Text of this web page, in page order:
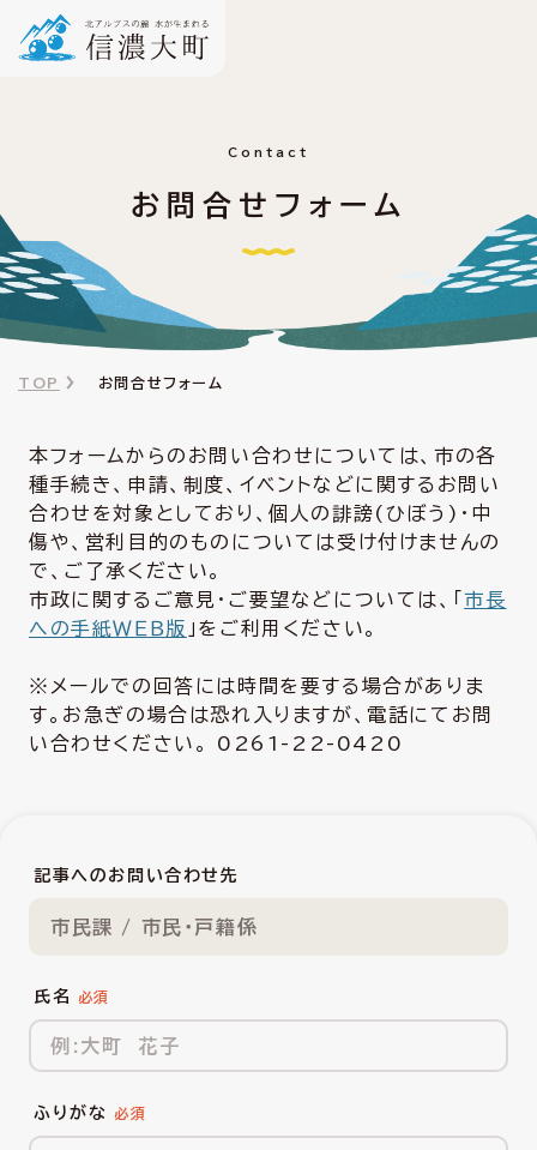
Contact
お問合せフォーム
TOP お問合せフォーム
本フォームからのお問い合わせについては、市の各
種手続き、申請、制度、イベントなどに関するお問い
合わせを対象としており、個人の誹謗(ひぼう)・中
傷や、営利目的のものについては受け付けませんの
で、ご了承ください。
市政に関するご意見・ご要望などについては、「市長
への手紙ＷＥＢ版 」をご利用ください。
※メールでの回答には時間を要する場合がありま
す。お急ぎの場合は恐れ入りますが、電話にてお問
い合わせください。 0261-22-0420
記事へのお問い合わせ先
市民課 / 市民・戸籍係
氏名
ふりがな